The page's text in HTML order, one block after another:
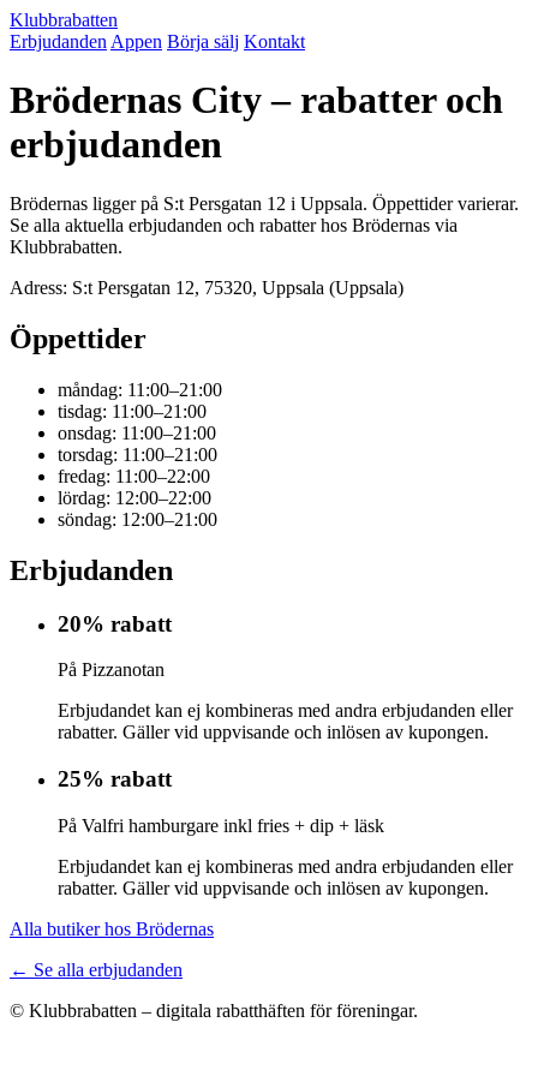
Klubbrabatten
Erbjudanden Appen Börja sälj Kontakt
Brödernas City – rabatter och
erbjudanden
Brödernas ligger på S:t Persgatan 12 i Uppsala. Öppettider varierar.
Se alla aktuella erbjudanden och rabatter hos Brödernas via
Klubbrabatten.
Adress: S:t Persgatan 12, 75320, Uppsala (Uppsala)
Öppettider
måndag: 11:00–21:00
tisdag: 11:00–21:00
onsdag: 11:00–21:00
torsdag: 11:00–21:00
fredag: 11:00–22:00
lördag: 12:00–22:00
söndag: 12:00–21:00
Erbjudanden
20% rabatt
På Pizzanotan
Erbjudandet kan ej kombineras med andra erbjudanden eller
rabatter. Gäller vid uppvisande och inlösen av kupongen.
25% rabatt
På Valfri hamburgare inkl fries + dip + läsk
Erbjudandet kan ej kombineras med andra erbjudanden eller
rabatter. Gäller vid uppvisande och inlösen av kupongen.
Alla butiker hos Brödernas
← Se alla erbjudanden
© Klubbrabatten – digitala rabatthäften för föreningar.